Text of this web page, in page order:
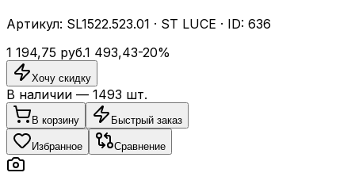
Артикул: SL1522.523.01 · ST LUCE · ID: 636
1 194,75 руб.1 493,43-20%
Хочу скидку
В наличии — 1493 шт.
В корзину Быстрый заказ
Избранное Сравнение